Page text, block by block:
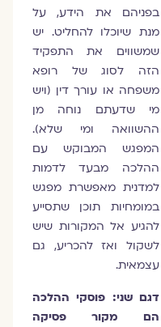
בפניהם את הידע, על
מנת שיוכלו להחליט. יש
שמשווים את התפקיד
הזה לסוג של רופא
משפחה או עורך דין (ויש
מי שדעתם נוחה מן
ההשוואה ומי שלא).
המפגש המבוקש עם
ההלכה מבעד לדמות
למדנית מאפשרת מפגש
במומחיות תוכן שתסייע
להגיע אל המקורות שיש
לשקול ואז להכריע, גם
עצמאית.
דגם שני: פוסקי ההלכה
הם מקור פסיקה